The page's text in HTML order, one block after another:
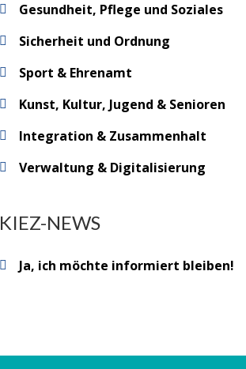
Gesundheit, Pflege und Soziales
Sicherheit und Ordnung
Sport & Ehrenamt
Kunst, Kultur, Jugend & Senioren
Integration & Zusammenhalt
Verwaltung & Digitalisierung
KIEZ-NEWS
Ja, ich möchte informiert bleiben!